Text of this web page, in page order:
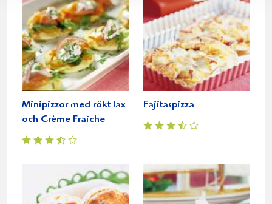
Minipizzor med rökt lax
och Crème Fraiche
Fajitaspizza